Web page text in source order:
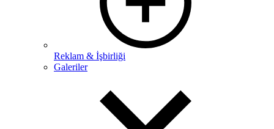
Reklam & İşbirliği
Galeriler